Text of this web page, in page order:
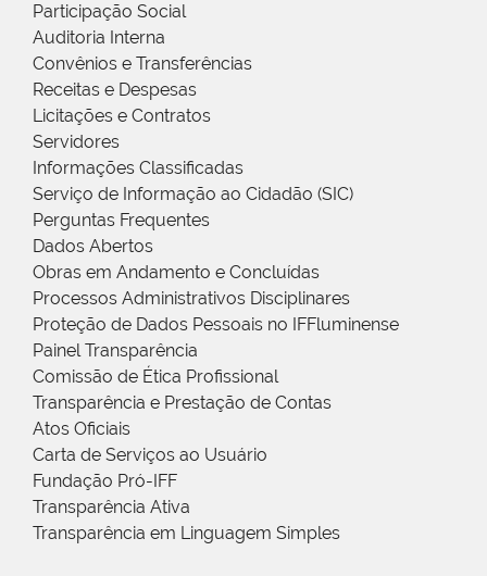
Participação Social
Auditoria Interna
Convênios e Transferências
Receitas e Despesas
Licitações e Contratos
Servidores
Informações Classificadas
Serviço de Informação ao Cidadão (SIC)
Perguntas Frequentes
Dados Abertos
Obras em Andamento e Concluídas
Processos Administrativos Disciplinares
Proteção de Dados Pessoais no IFFluminense
Painel Transparência
Comissão de Ética Profissional
Transparência e Prestação de Contas
Atos Oficiais
Carta de Serviços ao Usuário
Fundação Pró-IFF
Transparência Ativa
Transparência em Linguagem Simples